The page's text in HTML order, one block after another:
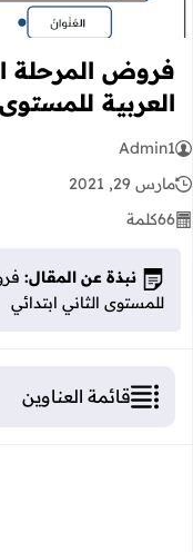
فروض المرحلة
العربية للمستوى
Admin1
مارس 29, 2021
66كلمة
نبذة عن المقال:
للمستوى الثاني ابتدائي
قائمة العناوين